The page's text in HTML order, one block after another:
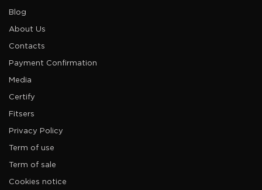
Blog
About Us
Contacts
Payment Confirmation
Media
Certify
Fitsers
Privacy Policy
Term of use
Term of sale
Cookies notice